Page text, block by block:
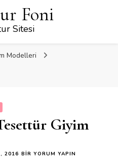
Foni
Sitesi
Modelleri
Giyim
2016 BELLE
BIR YORUM YAPIN